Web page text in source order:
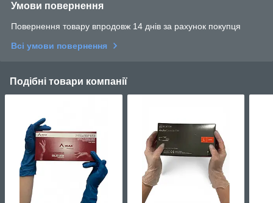
Умови повернення
Повернення товару впродовж 14 днів за рахунок покупця
Всі умови повернення
Подібні товари компанії